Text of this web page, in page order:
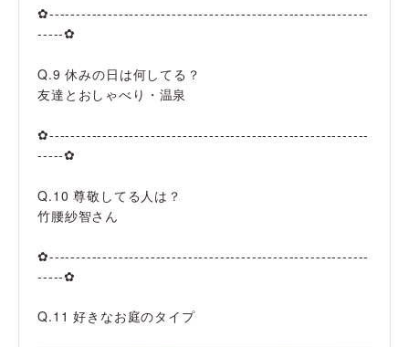
✿------------------------------------------------------------
-----✿
Q.9 休みの日は何してる？
友達とおしゃべり・温泉
✿------------------------------------------------------------
-----✿
Q.10 尊敬してる人は？
竹腰紗智さん
✿------------------------------------------------------------
-----✿
Q.11 好きなお庭のタイプ